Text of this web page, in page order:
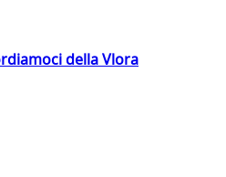
della Vlora